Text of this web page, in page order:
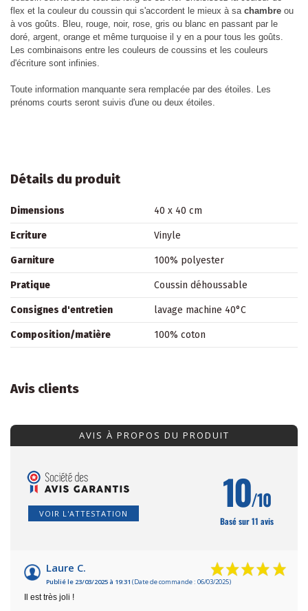
flex et la couleur du coussin qui s'accordent le mieux à sa chambre ou
à vos goûts. Bleu, rouge, noir, rose, gris ou blanc en passant par le
doré, argent, orange et même turquoise il y en a pour tous les goûts.
Les combinaisons entre les couleurs de coussins et les couleurs
d'écriture sont infinies.
Toute information manquante sera remplacée par des étoiles. Les
prénoms courts seront suivis d'une ou deux étoiles.
Détails du produit
Dimensions 40 x 40 cm
Ecriture Vinyle
Garniture 100% polyester
Pratique Coussin déhoussable
Consignes d'entretien lavage machine 40°C
Composition/matière 100% coton
Avis clients
AVIS À PROPOS DU PRODUIT
VOIR L'ATTESTATION 10/10
Basé sur 11 avis
Laure C.
Publié le 23/03/2025 à 19:31 (Date de commande : 06/03/2025)
Il est très joli !